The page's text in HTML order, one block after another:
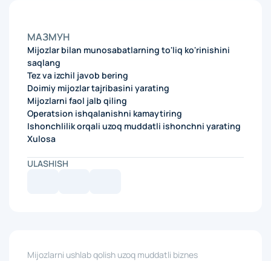
МАЗМУН
Mijozlar bilan munosabatlarning to'liq ko'rinishini
saqlang
Tez va izchil javob bering
Doimiy mijozlar tajribasini yarating
Mijozlarni faol jalb qiling
Operatsion ishqalanishni kamaytiring
Ishonchlilik orqali uzoq muddatli ishonchni yarating
Xulosa
ULASHISH
Mijozlarni ushlab qolish uzoq muddatli biznes